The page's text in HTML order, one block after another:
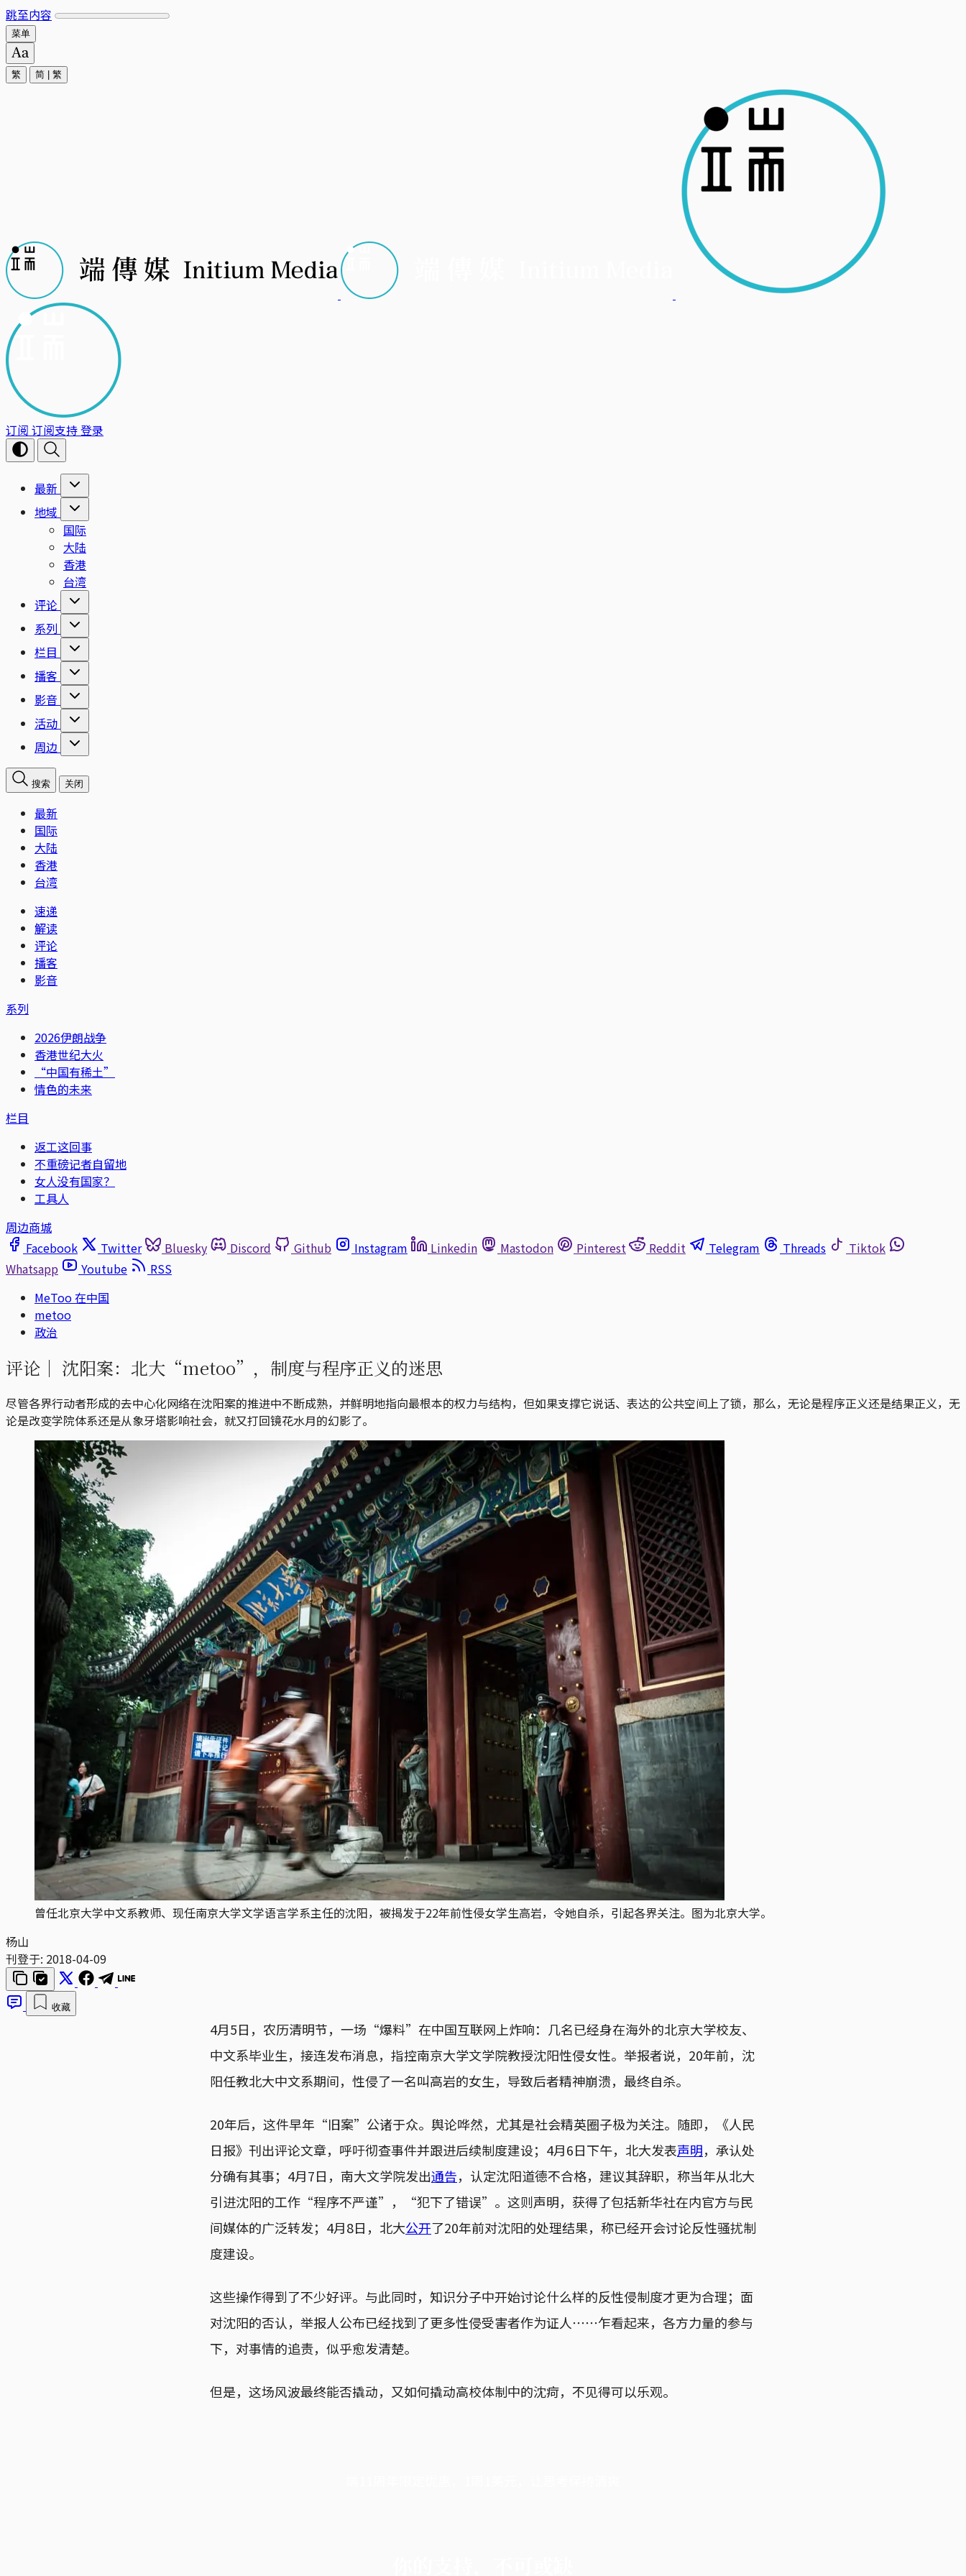
跳至内容
菜单
繁 简 繁
订阅 订阅支持登录
最新
地域
国际
大陆
香港
台湾
评论
系列
栏目
播客
影音
活动
周边
搜索 关闭
最新
国际
大陆
香港
台湾
速递
解读
评论
播客
影音
系列
2026伊朗战争
香港世纪大火
“中国有稀土”
情色的未来
栏目
返工这回事
不重磅记者自留地
女人没有国家？
工具人
周边商城
Facebook
Twitter Bluesky Discord Github Instagram Linkedin Mastodon Pinterest Reddit Telegram Threads
Tiktok
Whatsapp
Youtube
RSS
MeToo 在中国
metoo
政治
评论｜ 沈阳案：北大“metoo”，制度与程序正义的迷思
尽管各界行动者形成的去中心化网络在沈阳案的推进中不断成熟，并鲜明地指向最根本的权力与结构，但如果支撑它说话、表达的公共空间上了锁，那么，无论是程序正义还是结果正义，无
论是改变学院体系还是从象牙塔影响社会，就又打回镜花水月的幻影了。
曾任北京大学中文系教师、现任南京大学文学语言学系主任的沈阳，被揭发于22年前性侵女学生高岩，令她自杀，引起各界关注。图为北京大学。
杨山
刊登于: 2018-04-09
收藏
4月5日，农历清明节，一场“爆料”在中国互联网上炸响：几名已经身在海外的北京大学校友、
中文系毕业生，接连发布消息，指控南京大学文学院教授沈阳性侵女性。举报者说，20年前，沈
阳任教北大中文系期间，性侵了一名叫高岩的女生，导致后者精神崩溃，最终自杀。
20年后，这件早年“旧案”公诸于众。舆论哗然，尤其是社会精英圈子极为关注。随即，《人民
日报》刊出评论文章，呼吁彻查事件并跟进后续制度建设；4月6日下午，北大发表声明，承认处
分确有其事；4月7日，南大文学院发出通告，认定沈阳道德不合格，建议其辞职，称当年从北大
引进沈阳的工作“程序不严谨”，“犯下了错误”。这则声明，获得了包括新华社在内官方与民
间媒体的广泛转发；4月8日，北大公开了20年前对沈阳的处理结果，称已经开会讨论反性骚扰制
度建设。
这些操作得到了不少好评。与此同时，知识分子中开始讨论什么样的反性侵制度才更为合理；面
对沈阳的否认，举报人公布已经找到了更多性侵受害者作为证人⋯⋯乍看起来，各方力量的参与
下，对事情的追责，似乎愈发清楚。
但是，这场风波最终能否撬动，又如何撬动高校体制中的沈疴，不见得可以乐观。